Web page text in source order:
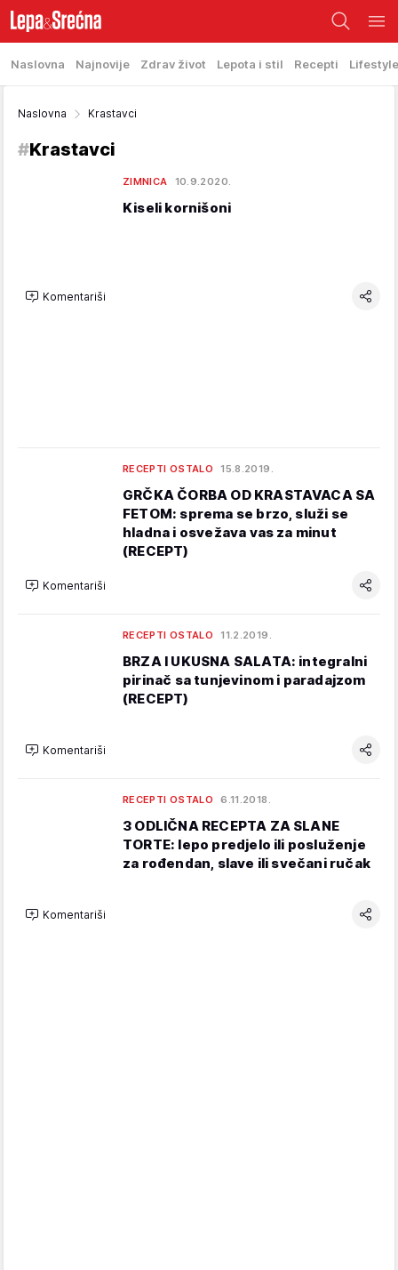
Naslovna Najnovije Zdrav život Lepota i stil Recepti Lifestyle
Naslovna Krastavci
#Krastavci
ZIMNICA 10.9.2020.
Kiseli kornišoni
Komentariši
RECEPTI OSTALO 15.8.2019.
GRČKA ČORBA OD KRASTAVACA SA
FETOM: sprema se brzo, služi se
hladna i osvežava vas za minut
(RECEPT)
Komentariši
RECEPTI OSTALO 11.2.2019.
BRZA I UKUSNA SALATA: integralni
pirinač sa tunjevinom i paradajzom
(RECEPT)
Komentariši
RECEPTI OSTALO 6.11.2018.
3 ODLIČNA RECEPTA ZA SLANE
TORTE: lepo predjelo ili posluženje
za rođendan, slave ili svečani ručak
Komentariši